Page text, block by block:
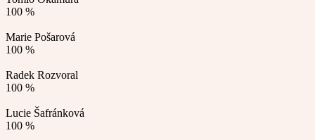
100 %
Marie Pošarová
100 %
Radek Rozvoral
100 %
Lucie Šafránková
100 %